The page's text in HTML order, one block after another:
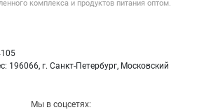
комплекса и продуктов питания оптом.
196066, г. Санкт-Петербург, Московский
Вакансии
Информация о компаниях
Мы в соцсетях: